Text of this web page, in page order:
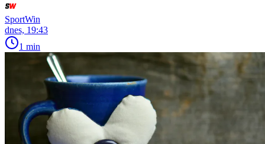
SportWin
dnes, 19:43
1 min